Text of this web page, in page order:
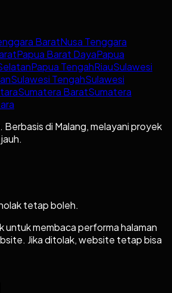
BaratNusa Tenggara
Papua Barat DayaPapua
Papua TengahRiauSulawesi
Sulawesi TengahSulawesi
Sumatera BaratSumatera
di Malang, melayani proyek
tetap boleh.
untuk membaca performa halaman
Jika ditolak, website tetap bisa